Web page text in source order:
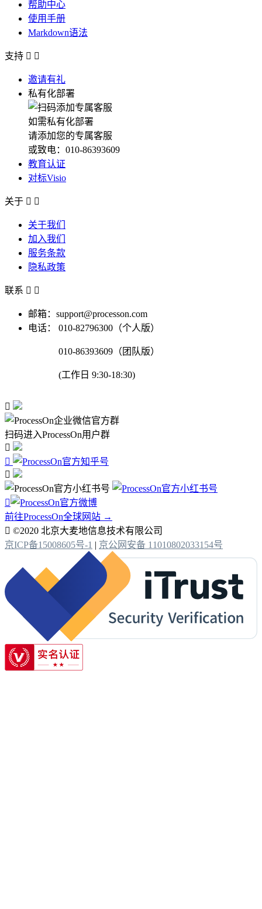
帮助中心
使用手册
Markdown语法
支持  
邀请有礼
私有化部署
如需私有化部署
请添加您的专属客服
或致电：010-86393609
教育认证
对标Visio
关于  
关于我们
加入我们
服务条款
隐私政策
联系  
邮箱：support@processon.com
电话：
010-82796300（个人版）
010-86393609（团队版）
(工作日 9:30-18:30)

扫码进入ProcessOn用户群




前往ProcessOn全球网站 →
 ©2020 北京大麦地信息技术有限公司
京ICP备15008605号-1 | 京公网安备 11010802033154号